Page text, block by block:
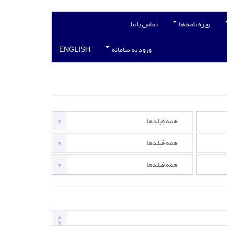
ویژه نامه ها
تماس با ما
ورود به سامانه
ENGLISH